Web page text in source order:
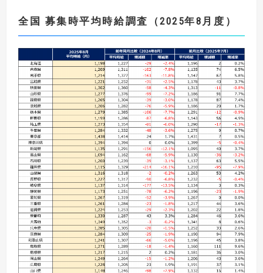
全国 募集時平均時給調査（2025年8 月度 ）